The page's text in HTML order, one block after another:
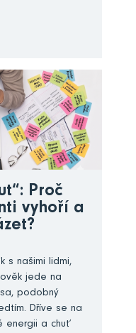
Proč
vyhoří a
s našimi lidmi,
jede na
podobný
Dříve se na
energii a chuť